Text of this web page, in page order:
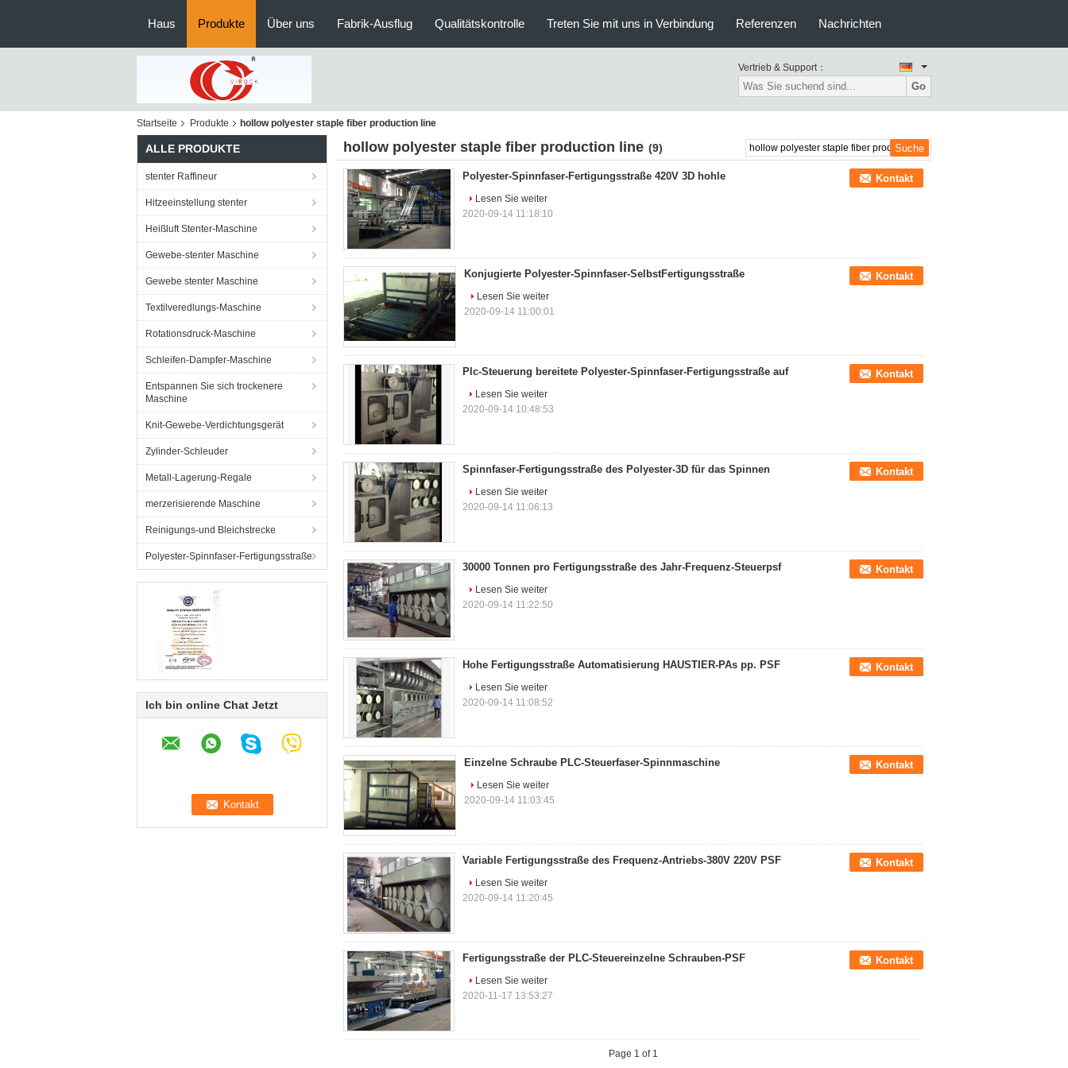
Haus Produkte Über uns Fabrik-Ausflug Qualitätskontrolle Treten Sie mit uns in Verbindung Referenzen Nachrichten
Vertrieb & Support：
Go
Startseite Produkte hollow polyester staple fiber production line
ALLE PRODUKTE
stenter Raffineur
Hitzeeinstellung stenter
Heißluft Stenter-Maschine
Gewebe-stenter Maschine
Gewebe stenter Maschine
Textilveredlungs-Maschine
Rotationsdruck-Maschine
Schleifen-Dampfer-Maschine
Entspannen Sie sich trockenere
Maschine
Knit-Gewebe-Verdichtungsgerät
Zylinder-Schleuder
Metall-Lagerung-Regale
merzerisierende Maschine
Reinigungs-und Bleichstrecke
Polyester-Spinnfaser-Fertigungsstraße
Ich bin online Chat Jetzt
hollow polyester staple fiber production line (9)
Polyester-Spinnfaser-Fertigungsstraße 420V 3D hohle Kontakt
Lesen Sie weiter
2020-09-14 11:18:10
Konjugierte Polyester-Spinnfaser-SelbstFertigungsstraße Kontakt
Lesen Sie weiter
2020-09-14 11:00:01
Plc-Steuerung bereitete Polyester-Spinnfaser-Fertigungsstraße auf Kontakt
Lesen Sie weiter
2020-09-14 10:48:53
Spinnfaser-Fertigungsstraße des Polyester-3D für das Spinnen Kontakt
Lesen Sie weiter
2020-09-14 11:06:13
30000 Tonnen pro Fertigungsstraße des Jahr-Frequenz-Steuerpsf Kontakt
Lesen Sie weiter
2020-09-14 11:22:50
Hohe Fertigungsstraße Automatisierung HAUSTIER-PAs pp. PSF Kontakt
Lesen Sie weiter
2020-09-14 11:08:52
Einzelne Schraube PLC-Steuerfaser-Spinnmaschine Kontakt
Lesen Sie weiter
2020-09-14 11:03:45
Variable Fertigungsstraße des Frequenz-Antriebs-380V 220V PSF Kontakt
Lesen Sie weiter
2020-09-14 11:20:45
Fertigungsstraße der PLC-Steuereinzelne Schrauben-PSF Kontakt
Lesen Sie weiter
2020-11-17 13:53:27
Page 1 of 1